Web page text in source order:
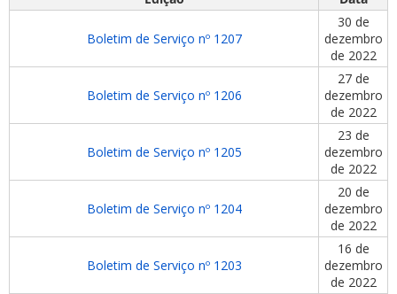
Boletim de Serviço nº 1207
30 de
dezembro
de 2022
Boletim de Serviço nº 1206
27 de
dezembro
de 2022
Boletim de Serviço nº 1205
23 de
dezembro
de 2022
Boletim de Serviço nº 1204
20 de
dezembro
de 2022
Boletim de Serviço nº 1203
16 de
dezembro
de 2022